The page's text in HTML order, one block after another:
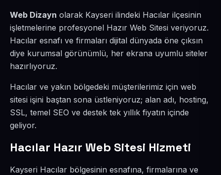
Web Dizayn olarak Kayseri ilindeki Hacılar ilçesinin
işletmelerine profesyonel Hazır Web Sitesi veriyoruz.
Hacılar esnafı ve firmaları dijital dünyada öne çıksın
diye kurumsal görünümlü, her ekrana uyumlu siteler
hazırlıyoruz.
Hacılar ve yakın bölgedeki müşterilerimiz için web
sitesi işini baştan sona üstleniyoruz; alan adı, hosting,
SSL, temel SEO ve destek tek yıllık fiyatın içinde
geliyor.
Hacılar Hazır Web Sitesi Hizmeti
Kayseri Hacılar bölgesinin esnafına, firmalarına ve